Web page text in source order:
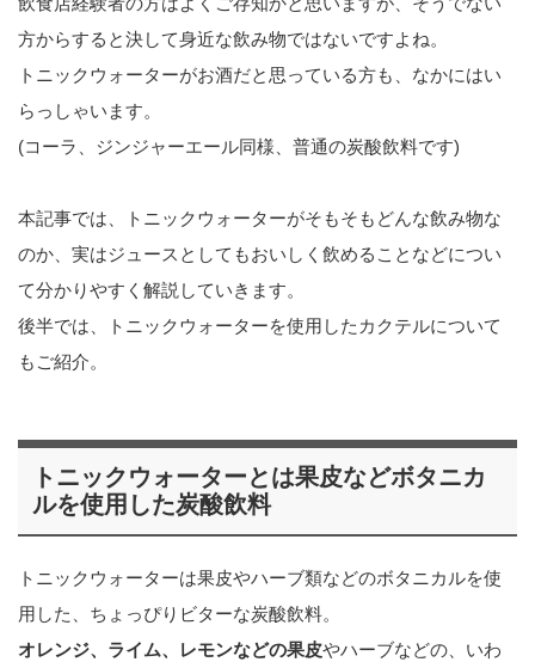
方からすると決して身近な飲み物ではないですよね。
トニックウォーターがお酒だと思っている方も、なかにはい
らっしゃいます。
(コーラ、ジンジャーエール同様、普通の炭酸飲料です)
本記事では、トニックウォーターがそもそもどんな飲み物な
のか、実はジュースとしてもおいしく飲めることなどについ
て分かりやすく解説していきます。
後半では、トニックウォーターを使用したカクテルについて
もご紹介。
トニックウォーターとは果皮などボタニカ
ルを使用した炭酸飲料
トニックウォーターは果皮やハーブ類などのボタニカルを使
用した、ちょっぴりビターな炭酸飲料。
オレンジ、ライム、レモンなどの果皮やハーブなどの、いわ